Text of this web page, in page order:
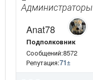
Администраторы
Anat78
Подполковник
Сообщений:8572
Репутация:71±